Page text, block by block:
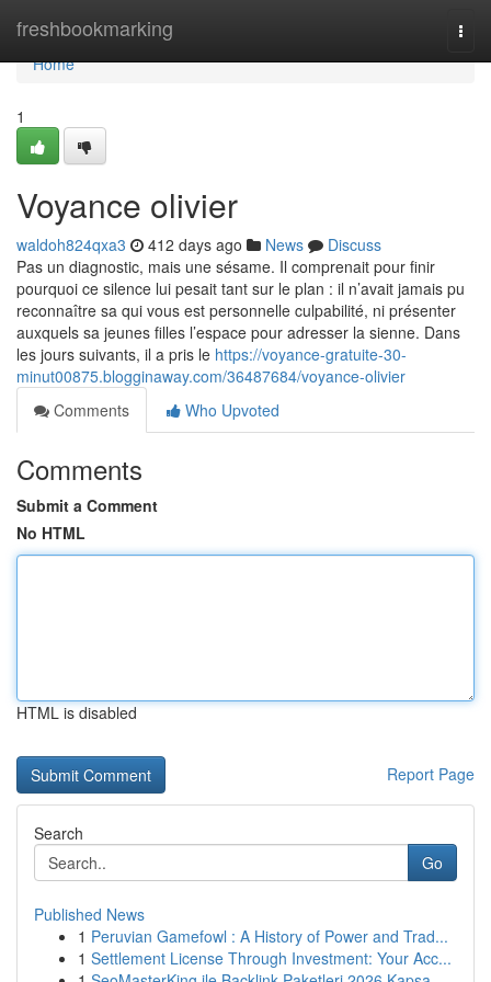
freshbookmarking
Home
Home
1
Voyance olivier
waldoh824qxa3 412 days ago News
Discuss
Pas un diagnostic, mais une sésame. Il comprenait pour finir
pourquoi ce silence lui pesait tant sur le plan : il n’avait jamais pu
reconnaître sa qui vous est personnelle culpabilité, ni présenter
auxquels sa jeunes filles l’espace pour adresser la sienne. Dans
les jours suivants, il a pris le https://voyance-gratuite-30-
minut00875.blogginaway.com/36487684/voyance-olivier
Comments
Who Upvoted
Comments
Submit a Comment
No HTML
HTML is disabled
Report Page
Search
Go
Published News
1 Peruvian Gamefowl : A History of Power and Trad...
1 Settlement License Through Investment: Your Acc...